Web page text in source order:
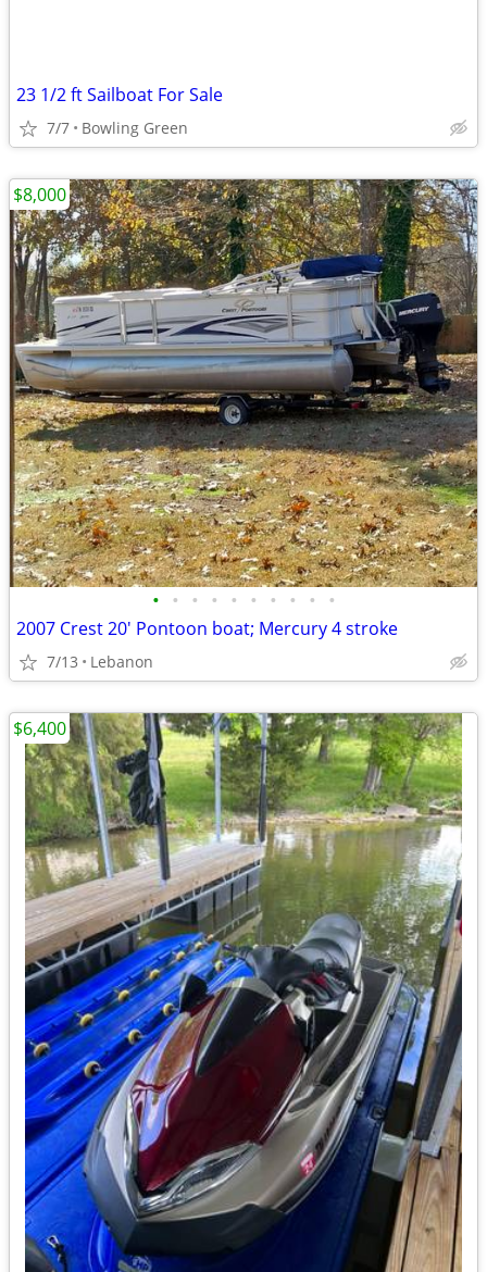
23 1/2 ft Sailboat For Sale
7/7 Bowling Green
• • • • • • • • • •
2007 Crest 20' Pontoon boat; Mercury 4 stroke
7/13 Lebanon
$8,000
$6,400